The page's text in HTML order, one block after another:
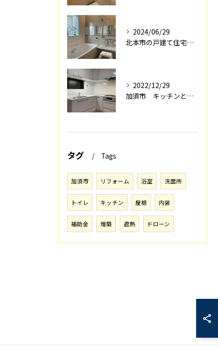
2024/06/29
北本市の戸建て住宅の浴室リフォーム
2022/12/29
加須市 キッチンと和室を一体感の有るＬＤＫにリフォーム エアロック施工
タグ Tags
加須市 リフォーム 浴室 洗面所
トイレ キッチン 屋根 内装
補助金 増築 遮熱 ドローン